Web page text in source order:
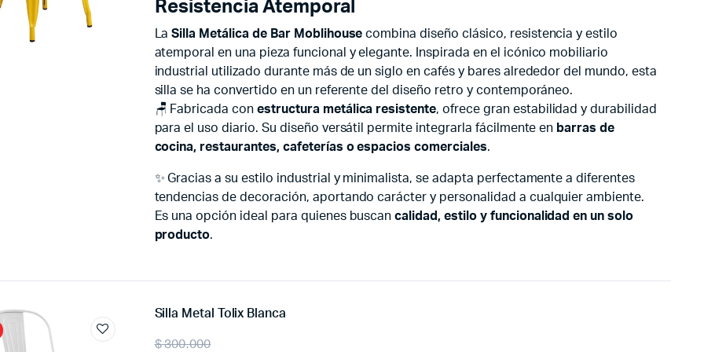
Resistencia Atemporal
LaSilla Metálica de Bar Moblihouse combina diseño clásico, resistencia y estilo
atemporal en una pieza funcional y elegante. Inspirada en el icónico mobiliario
industrial utilizado durante más de un siglo en cafés y bares alrededor del mundo, esta
silla se ha convertido en un referente del diseño retro y contemporáneo.
🪑 Fabricada conestructura metálica resistente, ofrece gran estabilidad y durabilidad
para el uso diario. Su diseño versátil permite integrarla fácilmente en barras de
cocina, restaurantes, cafeterías o espacios comerciales.
✨ Gracias a su estilo industrial y minimalista, se adapta perfectamente a diferentes
tendencias de decoración, aportando carácter y personalidad a cualquier ambiente.
Es una opción ideal para quienes buscancalidad, estilo y funcionalidad en un solo
producto.
Silla Metal Tolix Blanca
$300.000
Original
Current